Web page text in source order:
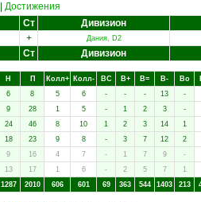
Достижения
Ст Дивизион
+ Дания, D2
Ст Дивизион
Н П Колл+ Колл- ВC В+ В= В- Вo
6 8 5 6 - - - 13
-
9 28 1 5 - 1 2 3
-
24 46 8 10 1 2 3 14
1
18 23 9 8 - 3 7 12
2
9 16 4 7 - 1 7 9
-
13 17 1 6 - 2 5 7
1
1287 2010 606 601 69 363 544 1403 213